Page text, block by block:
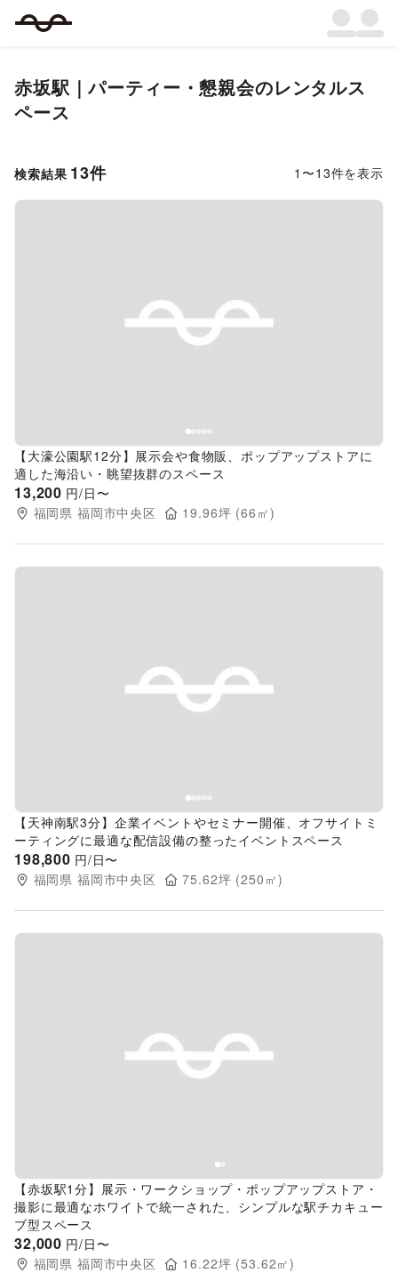
赤坂駅｜パーティー・懇親会のレンタルス
ペース
検索結果 13件 1 〜13件を表示
Previous slide
【大濠公園駅12分】展示会や食物販、ポップアップストアに
適した海沿い・眺望抜群のスペース
13,200 円/日〜
福岡県 福岡市中央区 19.96坪 (66 ㎡)
Previous slide
【天神南駅3分】企業イベントやセミナー開催、オフサイトミ
ーティングに最適な配信設備の整ったイベントスペース
198,800 円/日〜
福岡県 福岡市中央区 75.62坪 (250 ㎡)
Previous slide
【赤坂駅1分】展示・ワークショップ・ポップアップストア・
撮影に最適なホワイトで統一された、シンプルな駅チカキュー
ブ型スペース
32,000 円/日〜
福岡県 福岡市中央区 16.22坪 (53.62㎡)